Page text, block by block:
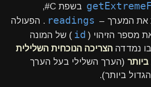
בשפת C#,
את המערך – readings . הפעולה
מספר הזיהוי ( id ) של המונה
נמדדה הצריכה הנוכחית השלילית
ביותר (הערך השלילי בעל הערך
ביותר).